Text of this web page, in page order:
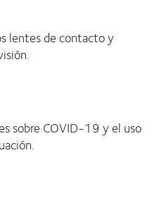
lentes de contacto y
sobre COVID-19 y el uso